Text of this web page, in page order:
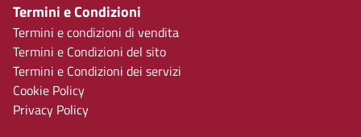
Termini e Condizioni
Termini e condizioni di vendita
Termini e Condizioni del sito
Termini e Condizioni dei servizi
Cookie Policy
Privacy Policy